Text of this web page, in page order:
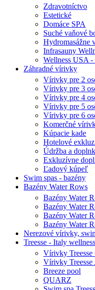
Zdravotníctvo
Estetické
Domáce SPA
Suché vaňové
Hydromasážne
Infrasauny
Wellness USA
Záhradné vírivky
Vírivky pre 2
Vírivky pre 3
Vírivky pre 4
Vírivky pre 5
Vírivky pre 6
Komerčné
Kúpacie kade
Hotelové
Údržba a
Exkluzívne
Ľadový kúpeľ
Swim spas - bazény
Bazény Water Rows
Bazény Water
Bazény Water
Bazény Water
Bazény Water
Nerezové vírivky,
Treesse - Italy wellness
Vírivky Treesse
Vírivky Treesse
Breeze pool
QUARZ